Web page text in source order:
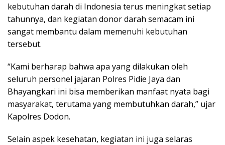
kebutuhan darah di Indonesia terus meningkat setiap
tahunnya, dan kegiatan donor darah semacam ini
sangat membantu dalam memenuhi kebutuhan
tersebut.
“Kami berharap bahwa apa yang dilakukan oleh
seluruh personel jajaran Polres Pidie Jaya dan
Bhayangkari ini bisa memberikan manfaat nyata bagi
masyarakat, terutama yang membutuhkan darah,” ujar
Kapolres Dodon.
Selain aspek kesehatan, kegiatan ini juga selaras